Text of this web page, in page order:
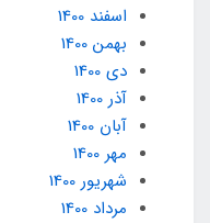
اسفند 1400
بهمن 1400
دی 1400
آذر 1400
آبان 1400
مهر 1400
شهریور 1400
مرداد 1400